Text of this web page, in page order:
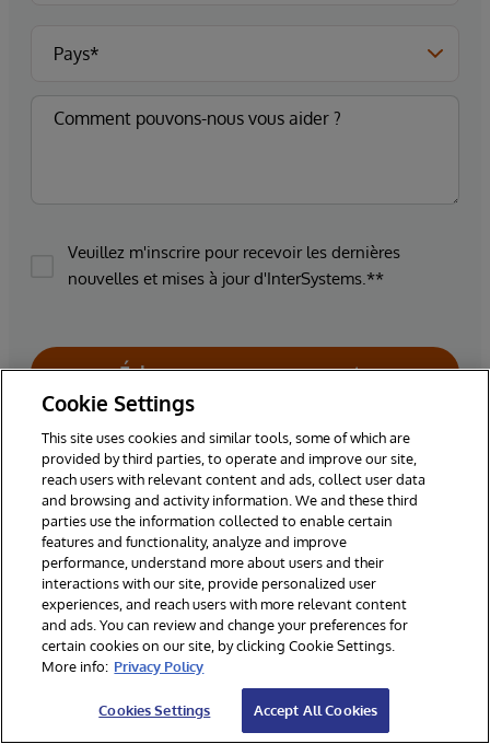
Veuillez m'inscrire pour recevoir les dernières
nouvelles et mises à jour d'InterSystems.**
Échangez avec nos experts
*Champs obligatoires
** En cochant cette case, vous consentez à être contacté pour des
nouvelles, des mises à jour et d'autres objectifs de marketing liés aux
produits et événements actuels et futurs d'InterSystems. En outre, vous
consentez à ce que vos coordonnées professionnelles soient saisies
dans notre solution CRM hébergée aux États-Unis, mais conservées
conformément aux lois applicables en matière de protection des
données.
Cookie Settings
This site uses cookies and similar tools, some of which are
provided by third parties, to operate and improve our site,
reach users with relevant content and ads, collect user data
and browsing and activity information. We and these third
parties use the information collected to enable certain
features and functionality, analyze and improve
performance, understand more about users and their
interactions with our site, provide personalized user
experiences, and reach users with more relevant content
and ads. You can review and change your preferences for
certain cookies on our site, by clicking Cookie Settings.
More info: Privacy Policy
Cookies Settings Accept All Cookies